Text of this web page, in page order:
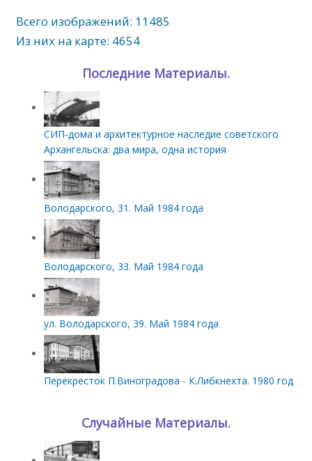
Всего изображений: 11485
Из них на карте: 4654
Последние Материалы.
СИП‑дома и архитектурное наследие советского
Архангельска: два мира, одна история
Володарского, 31. Май 1984 года
Володарского, 33. Май 1984 года
ул. Володарского, 39. Май 1984 года
Перекресток П.Виноградова - К.Либкнехта. 1980 год
Случайные Материалы.